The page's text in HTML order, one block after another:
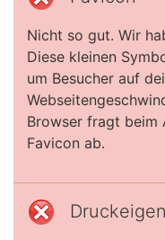
Nicht so gut. Wir
Diese kleinen
um Besucher auf
Browser fragt beim
Favicon ab.